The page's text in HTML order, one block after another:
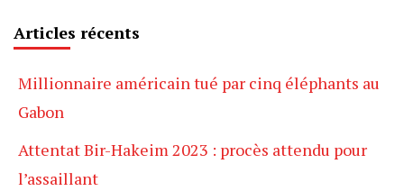
Articles récents
Millionnaire américain tué par cinq éléphants au
Gabon
Attentat Bir-Hakeim 2023 : procès attendu pour
l’assaillant